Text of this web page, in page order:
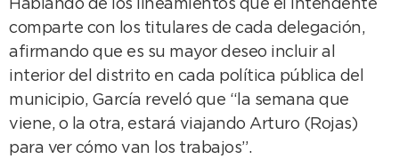
Hablando de los lineamientos que el Intendente
comparte con los titulares de cada delegación,
afirmando que es su mayor deseo incluir al
interior del distrito en cada política pública del
municipio, García reveló que “la semana que
viene, o la otra, estará viajando Arturo (Rojas)
para ver cómo van los trabajos”.